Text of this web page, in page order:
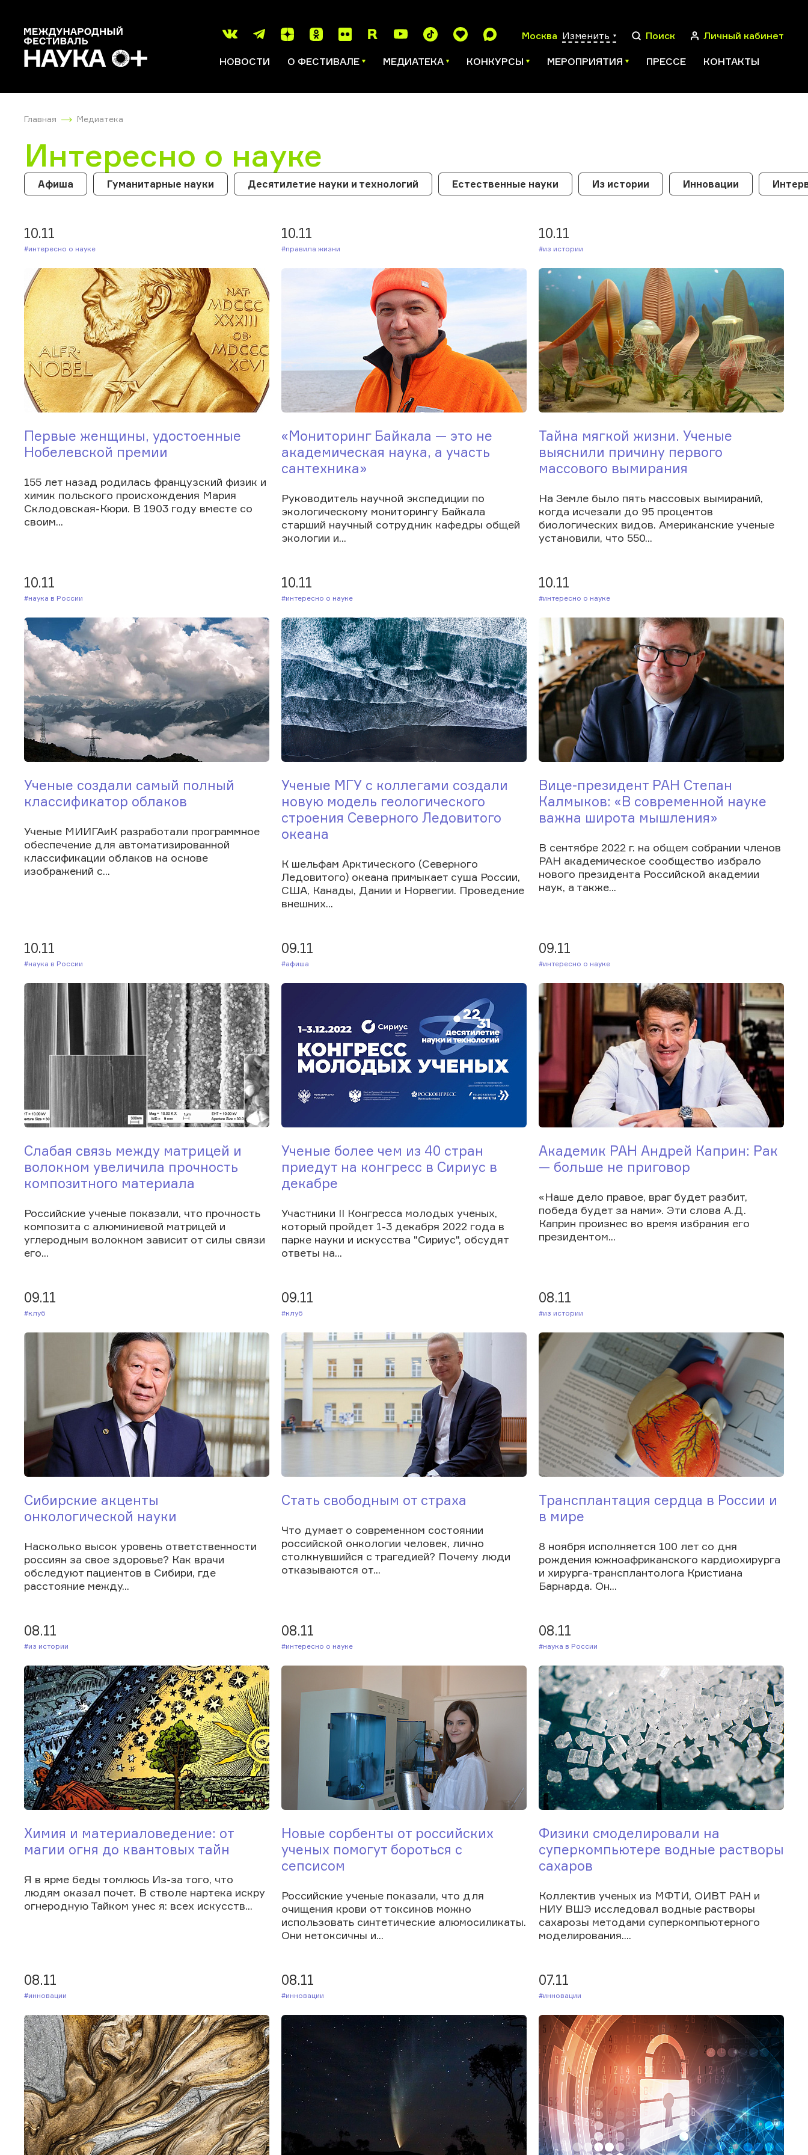
Москва Изменить Поиск Личный кабинет
НОВОСТИ О ФЕСТИВАЛЕ МЕДИАТЕКА КОНКУРСЫ МЕРОПРИЯТИЯ ПРЕССЕ КОНТАКТЫ
Главная Медиатека
Интересно о науке
Афиша Гуманитарные науки Десятилетие науки и технологий Естественные науки Из истории Инновации
10.11
#Интересно о науке
Первые женщины, удостоенные
Нобелевской премии
155 лет назад родилась французский физик и
химик польского происхождения Мария
Склодовская-Кюри. В 1903 году вместе со
своим...
10.11
#Правила жизни
«Мониторинг Байкала — это не
академическая наука, а участь
сантехника»
Руководитель научной экспедиции по
экологическому мониторингу Байкала
старший научный сотрудник кафедры общей
экологии и...
10.11
#Из истории
Тайна мягкой жизни. Ученые
выяснили причину первого
массового вымирания
На Земле было пять массовых вымираний,
когда исчезали до 95 процентов
биологических видов. Американские ученые
установили, что 550...
10.11
#Наука в России
Ученые создали самый полный
классификатор облаков
Ученые МИИГАиК разработали программное
обеспечение для автоматизированной
классификации облаков на основе
изображений с...
10.11
#Интересно о науке
Ученые МГУ с коллегами создали
новую модель геологического
строения Северного Ледовитого
океана
К шельфам Арктического (Северного
Ледовитого) океана примыкает суша России,
США, Канады, Дании и Норвегии. Проведение
внешних...
10.11
#Интересно о науке
Вице-президент РАН Степан
Калмыков: «В современной науке
важна широта мышления»
В сентябре 2022 г. на общем собрании членов
РАН академическое сообщество избрало
нового президента Российской академии
наук, а также...
10.11
#Наука в России
Слабая связь между матрицей и
волокном увеличила прочность
композитного материала
Российские ученые показали, что прочность
композита с алюминиевой матрицей и
углеродным волокном зависит от силы связи
его...
09.11
#Афиша
Ученые более чем из 40 стран
приедут на конгресс в Сириус в
декабре
Участники II Конгресса молодых ученых,
который пройдет 1-3 декабря 2022 года в
парке науки и искусства "Сириус", обсудят
ответы на...
09.11
#Интересно о науке
Академик РАН Андрей Каприн: Рак
— больше не приговор
«Наше дело правое, враг будет разбит,
победа будет за нами». Эти слова А.Д.
Каприн произнес во время избрания его
президентом...
09.11
#Клуб
Сибирские акценты
онкологической науки
Насколько высок уровень ответственности
россиян за свое здоровье? Как врачи
обследуют пациентов в Сибири, где
расстояние между...
09.11
#Клуб
Стать свободным от страха
Что думает о современном состоянии
российской онкологии человек, лично
столкнувшийся с трагедией? Почему люди
отказываются от...
08.11
#Из истории
Трансплантация сердца в России и
в мире
8 ноября исполняется 100 лет со дня
рождения южноафриканского кардиохирурга
и хирурга-трансплантолога Кристиана
Барнарда. Он...
08.11
#Из истории
Химия и материаловедение: от
магии огня до квантовых тайн
Я в ярме беды томлюсь Из-за того, что
людям оказал почет. В стволе нартека искру
огнеродную Тайком унес я: всех искусств...
08.11
#Интересно о науке
Новые сорбенты от российских
ученых помогут бороться с
сепсисом
Российские ученые показали, что для
очищения крови от токсинов можно
использовать синтетические алюмосиликаты.
Они нетоксичны и...
08.11
#Наука в России
Физики смоделировали на
суперкомпьютере водные растворы
сахаров
Коллектив ученых из МФТИ, ОИВТ РАН и
НИУ ВШЭ исследовал водные растворы
сахарозы методами суперкомпьютерного
моделирования....
08.11
#Инновации
08.11
#Инновации
07.11
#Инновации